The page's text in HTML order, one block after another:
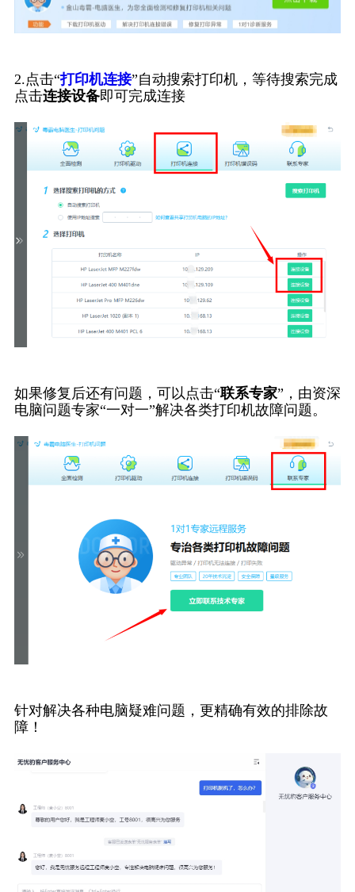
2.点击“打印机连接”自动搜索打印机，等待搜索完成
点击连接设备即可完成连接
如果修复后还有问题，可以点击“联系专家”，由资深
电脑问题专家“一对一”解决各类打印机故障问题。
针对解决各种电脑疑难问题，更精确有效的排除故
障！